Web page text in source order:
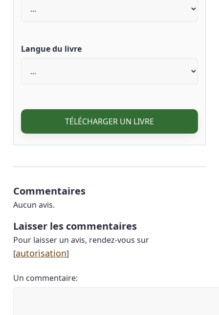
Langue du livre
TÉLÉCHARGER UN LIVRE
Commentaires
Aucun avis.
Laisser les commentaires
Pour laisser un avis, rendez-vous sur
[autorisation]
Un commentaire: